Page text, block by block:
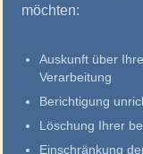
möchten:
Auskunft über
Verarbeitung
Berichtigung
Löschung Ihrer
Einschränkung